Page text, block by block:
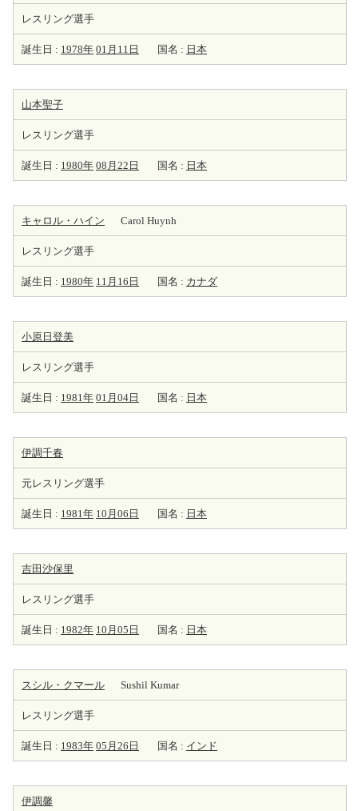
レスリング選手
誕生日 : 1978年 01月11日 国名 : 日本
山本聖子
レスリング選手
誕生日 : 1980年 08月22日 国名 : 日本
キャロル・ハイン Carol Huynh
レスリング選手
誕生日 : 1980年 11月16日 国名 : カナダ
小原日登美
レスリング選手
誕生日 : 1981年 01月04日 国名 : 日本
伊調千春
元レスリング選手
誕生日 : 1981年 10月06日 国名 : 日本
吉田沙保里
レスリング選手
誕生日 : 1982年 10月05日 国名 : 日本
スシル・クマール Sushil Kumar
レスリング選手
誕生日 : 1983年 05月26日 国名 : インド
伊調馨